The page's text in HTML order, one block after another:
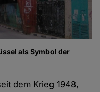
als Symbol der
dem Krieg 1948,